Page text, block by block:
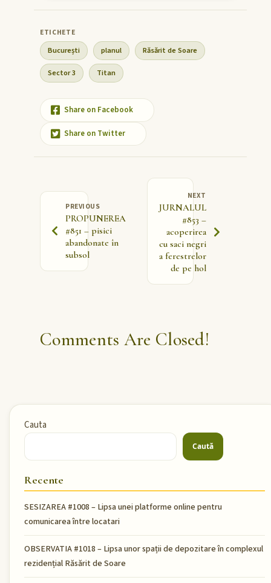
București planul Răsărit de Soare
Sector 3 Titan
Share on Facebook
Share on Twitter
PREVIOUS
PROPUNEREA
#851 – pisici
abandonate în
subsol
NEXT
JURNALUL
#853 –
acoperirea
cu saci negri
a ferestrelor
de pe hol
Comments Are Closed!
Cauta
Caută
Recente
SESIZAREA #1008 – Lipsa unei platforme online pentru
comunicarea între locatari
OBSERVATIA #1018 – Lipsa unor spații de depozitare în complexul
rezidențial Răsărit de Soare